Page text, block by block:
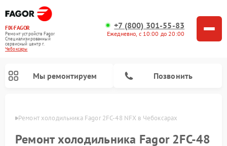
FIX-FAGOR
Ремонт устройств Fagor
Специализированный
cервисный центр г.
Чебоксары
+7 (800) 301-55-83
Ежедневно, с 10:00 до 20:00
Мы ремонтируем Позвонить
Ремонт холодильника Fagor 2FC-48 NFX в Чебоксарах
Ремонт холодильника Fagor 2FC-48